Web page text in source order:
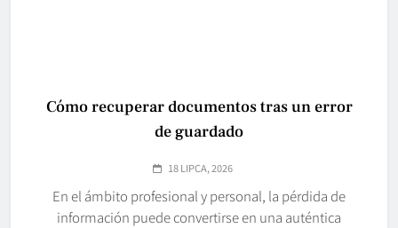
Cómo recuperar documentos tras un error
de guardado
18 LIPCA, 2026
En el ámbito profesional y personal, la pérdida de
información puede convertirse en una auténtica